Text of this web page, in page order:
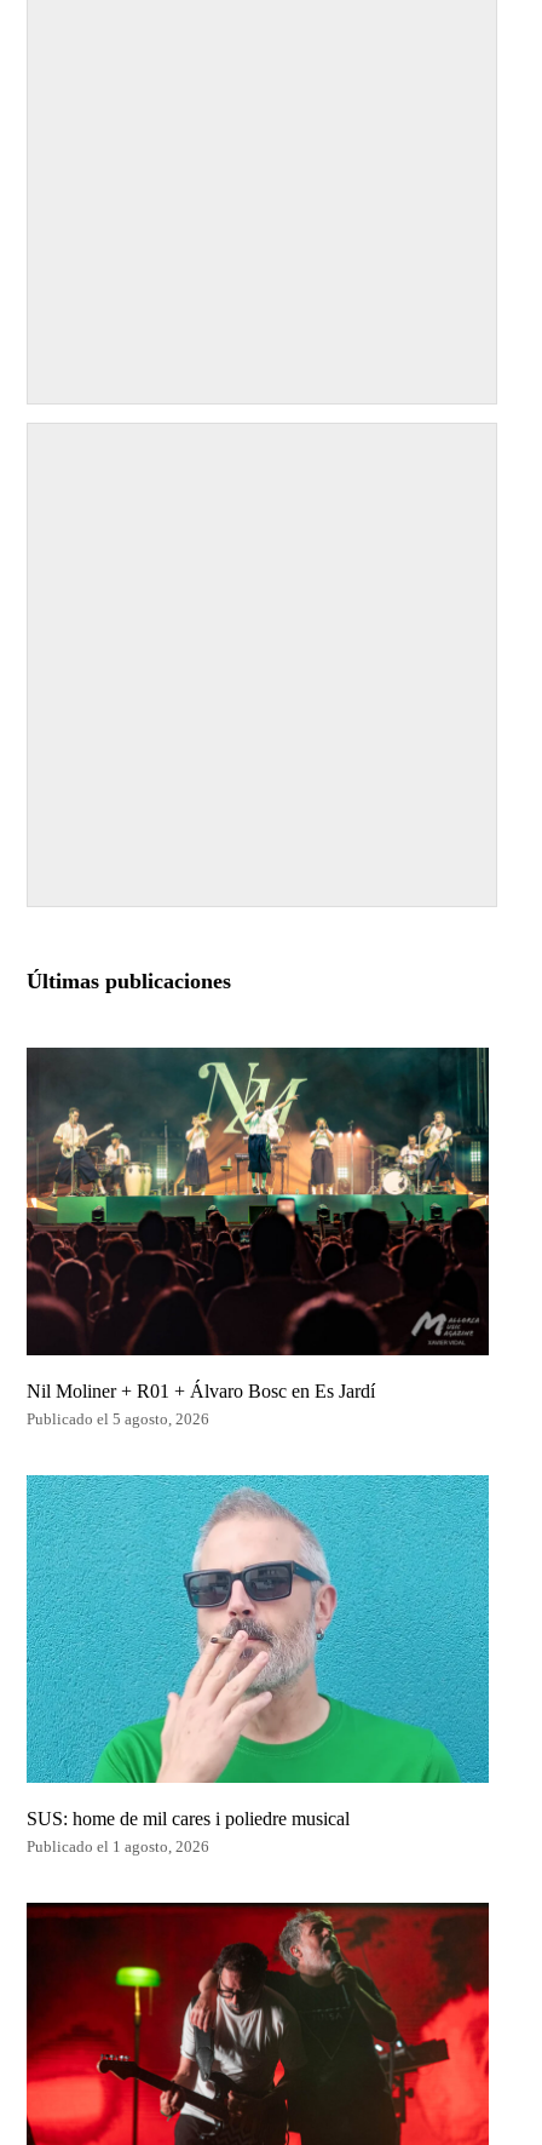
Últimas publicaciones
Nil Moliner + R01 + Álvaro Bosc en Es Jardí
Publicado el 5 agosto, 2026
SUS: home de mil cares i poliedre musical
Publicado el 1 agosto, 2026